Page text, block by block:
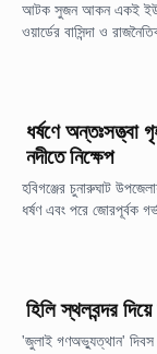
আটক সুজন আকন একই
ওয়ার্ডের বাসিন্দা ও
ধর্ষণে অন্তঃসত্ত্বা
নদীতে নিক্ষেপ
হবিগঞ্জের চুনারুঘাট
ধর্ষণ এবং পরে জোরপূর্বক
হিলি স্থলবন্দর
'জুলাই গণঅভ্যুত্থান'